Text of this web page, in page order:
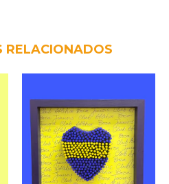
RELACIONADOS